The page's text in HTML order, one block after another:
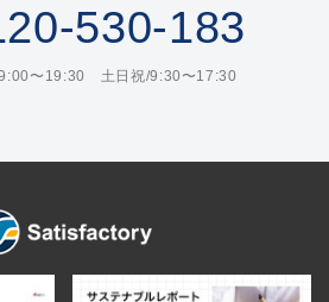
530-183
〜19:30 土日祝/9:30〜17:30